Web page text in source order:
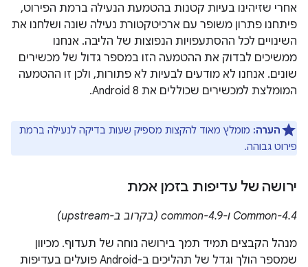
אחרי שזיהינו בעיות קטנות בהטמעת הנעילה ברמת הפירוט,
פיתחנו פתרון משופר עם ארכיטקטורת נעילה שונה ושלחנו את
השינויים לכל ההסתעפויות הנפוצות של הליבה. אנחנו
ממשיכים לבדוק את ההטמעה הזו במספר גדול של מכשירים
שונים. אנחנו לא מודעים לבעיות לא פתורות, ולכן זו ההטמעה
המומלצת למכשירים שכוללים את Android 8.
הערה: מומלץ מאוד להקצות מספיק שעות בדיקה לנעילה ברמת
פירוט גבוהה.
ירושה של עדיפות בזמן אמת
Common-4.4 ו-common-4.9 (בקרוב ב-upstream)
מנהל הקבצים תמיד תמך בירושה נוחה של תעדוף. מכיוון
שמספר הולך וגדל של תהליכים ב-Android פועלים בעדיפות